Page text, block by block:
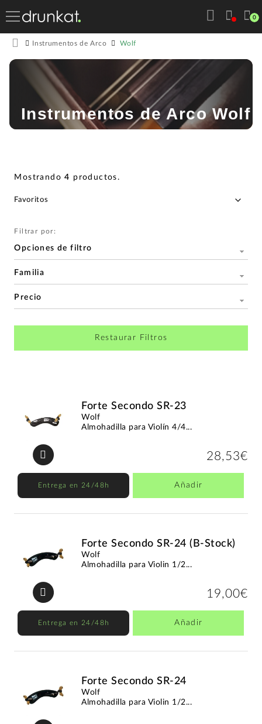
0
Instrumentos de Arco Wolf
Instrumentos de Arco Wolf
Mostrando4 productos.
Filtrar por:
Opciones de filtro
Familia
Precio
Restaurar Filtros
Forte Secondo SR-23
Wolf
Almohadilla para Violín 4/4...
28,53€
Entrega en 24/48h Añadir
Forte Secondo SR-24 (B-Stock)
Wolf
Almohadilla para Violin 1/2...
19,00€
Entrega en 24/48h Añadir
Forte Secondo SR-24
Wolf
Almohadilla para Violin 1/2...